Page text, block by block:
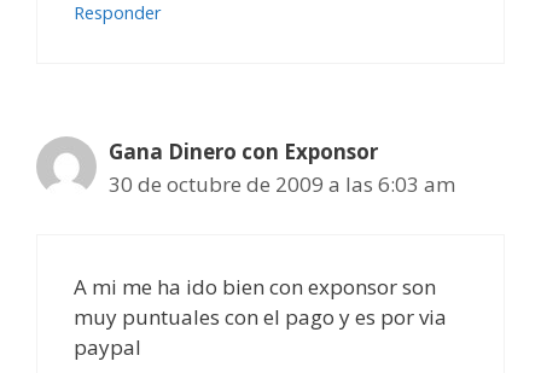
Responder
Gana Dinero con Exponsor
30 de octubre de 2009 a las 6:03 am
A mi me ha ido bien con exponsor son
muy puntuales con el pago y es por via
paypal